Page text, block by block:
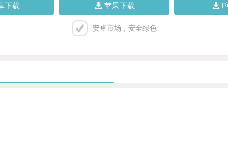
下载 苹果下载
安卓市场，安全绿色